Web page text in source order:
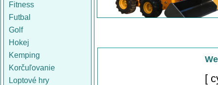
Fitness
Futbal
Golf
Hokej
Kemping
Korčuľovanie
Loptové hry
[